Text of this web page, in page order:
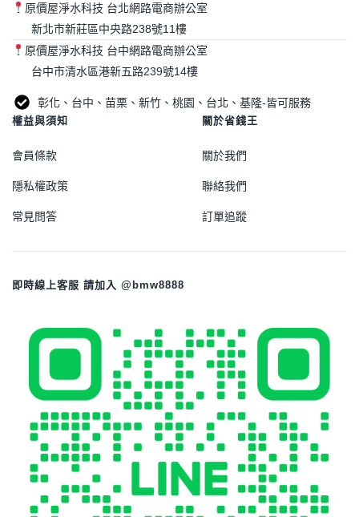
原價屋淨水科技 台北網路電商辦公室
新北市新莊區中央路238號11樓
原價屋淨水科技 台中網路電商辦公室
台中市清水區港新五路239號14樓
彰化、台中、苗栗、新竹、桃園、台北、基隆-皆可服務
權益與須知
會員條款
隱私權政策
常見問答
關於省錢王
關於我們
聯絡我們
訂單追蹤
即時線上客服 請加入 @bmw8888